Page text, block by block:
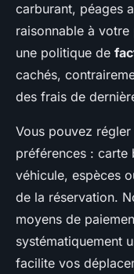
carburant, péages
raisonnable à
une politique de
cachés,
des frais de
Vous pouvez
préférences : carte
véhicule, espèces
de la réservation.
moyens de
systématiquement
facilite vos